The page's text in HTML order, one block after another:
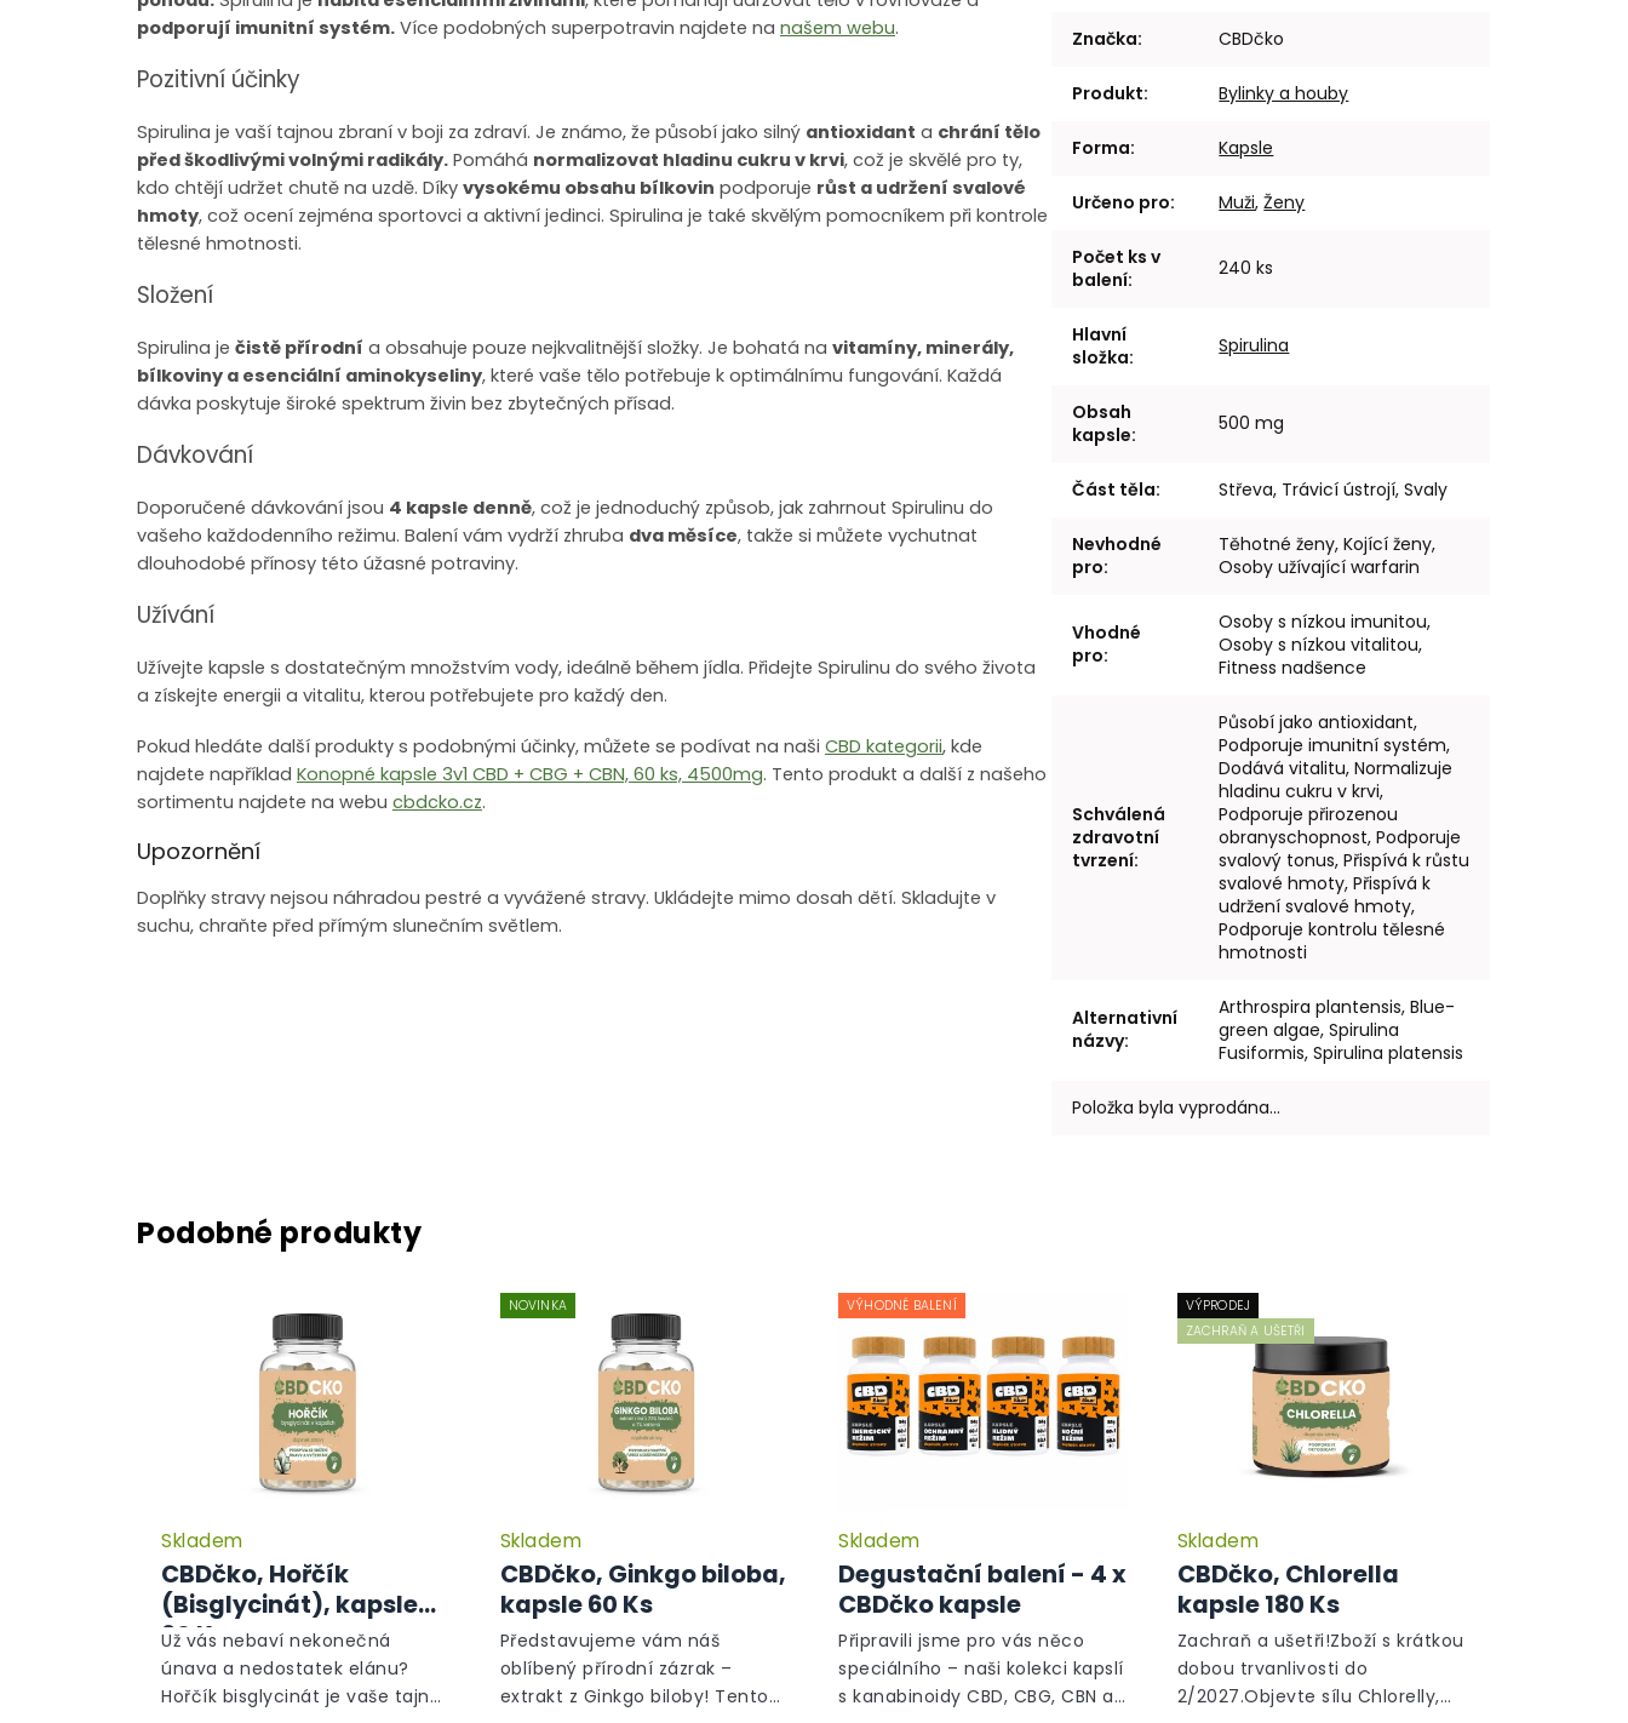
podporují imunitní systém. Více podobných superpotravin najdete na našem webu.
Pozitivní účinky
Spirulina je vaší tajnou zbraní v boji za zdraví. Je známo, že působí jako silný antioxidant a chrání tělo
před škodlivými volnými radikály. Pomáhá normalizovat hladinu cukru v krvi, což je skvělé pro ty,
kdo chtějí udržet chutě na uzdě. Díky vysokému obsahu bílkovin podporuje růst a udržení svalové
hmoty, což ocení zejména sportovci a aktivní jedinci. Spirulina je také skvělým pomocníkem při kontrole
tělesné hmotnosti.
Složení
Spirulina je čistě přírodní a obsahuje pouze nejkvalitnější složky. Je bohatá na vitamíny, minerály,
bílkoviny a esenciální aminokyseliny, které vaše tělo potřebuje k optimálnímu fungování. Každá
dávka poskytuje široké spektrum živin bez zbytečných přísad.
Dávkování
Doporučené dávkování jsou 4 kapsle denně, což je jednoduchý způsob, jak zahrnout Spirulinu do
vašeho každodenního režimu. Balení vám vydrží zhruba dva měsíce, takže si můžete vychutnat
dlouhodobé přínosy této úžasné potraviny.
Užívání
Užívejte kapsle s dostatečným množstvím vody, ideálně během jídla. Přidejte Spirulinu do svého života
a získejte energii a vitalitu, kterou potřebujete pro každý den.
Pokud hledáte další produkty s podobnými účinky, můžete se podívat na naši CBD kategorii, kde
najdete například Konopné kapsle 3v1 CBD + CBG + CBN, 60 ks, 4500mg. Tento produkt a další z našeho
sortimentu najdete na webu cbdcko.cz.
Upozornění
Doplňky stravy nejsou náhradou pestré a vyvážené stravy. Ukládejte mimo dosah dětí. Skladujte v
suchu, chraňte před přímým slunečním světlem.
Značka: CBDčko
Produkt: Bylinky a houby
Forma: Kapsle
Určeno pro: Muži,Ženy
Počet ks v
balení: 240 ks
Hlavní
složka: Spirulina
Obsah
kapsle: 500 mg
Část těla: Střeva, Trávicí ústrojí, Svaly
Nevhodné
pro:
Těhotné ženy, Kojící ženy,
Osoby užívající warfarin
Vhodné
pro:
Osoby s nízkou imunitou,
Osoby s nízkou vitalitou,
Fitness nadšence
Schválená
zdravotní
tvrzení:
Působí jako antioxidant,
Podporuje imunitní systém,
Dodává vitalitu, Normalizuje
hladinu cukru v krvi,
Podporuje přirozenou
obranyschopnost, Podporuje
svalový tonus, Přispívá k růstu
svalové hmoty, Přispívá k
udržení svalové hmoty,
Podporuje kontrolu tělesné
hmotnosti
Alternativní
názvy:
Arthrospira plantensis, Blue-
green algae, Spirulina
Fusiformis, Spirulina platensis
Položka byla vyprodána…
CBDčko, Hořčík
(Bisglycinát), kapsle
90 Ks
Skladem
Už vás nebaví nekonečná
únava a nedostatek elánu?
Hořčík bisglycinát je vaše tajná
NOVINKA
CBDčko, Ginkgo biloba,
kapsle 60 Ks
Skladem
Představujeme vám náš
oblíbený přírodní zázrak –
extrakt z Ginkgo biloby! Tento
VÝHODNÉ BALENÍ
Degustační balení - 4 x
CBDčko kapsle
Skladem
Připravili jsme pro vás něco
speciálního – naši kolekci kapslí
s kanabinoidy CBD, CBG, CBN a
VÝPRODEJ
ZACHRAŇ A UŠETŘI
CBDčko, Chlorella
kapsle 180 Ks
Skladem
Zachraň a ušetři!Zboží s krátkou
dobou trvanlivosti do
2/2027.Objevte sílu Chlorelly,